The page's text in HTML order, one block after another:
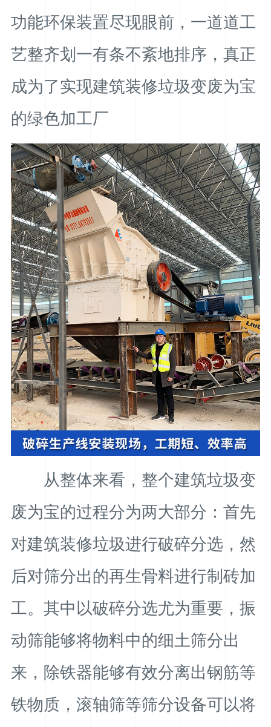
功能环保装置尽现眼前，一道道工
艺整齐划一有条不紊地排序，真正
成为了实现建筑装修垃圾变废为宝
的绿色加工厂
从整体来看，整个建筑垃圾变
废为宝的过程分为两大部分：首先
对建筑装修垃圾进行破碎分选，然
后对筛分出的再生骨料进行制砖加
工。其中以破碎分选尤为重要，振
动筛能够将物料中的细土筛分出
来，除铁器能够有效分离出钢筋等
铁物质，滚轴筛等筛分设备可以将